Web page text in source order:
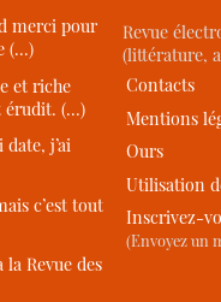
merci pour
(…)
et riche
érudit. (…)
j’ai
c’est tout
Revue des
Revue
(littérature,
Contacts
Mentions
Ours
Utilisation
Inscrivez-
(Envoyez un